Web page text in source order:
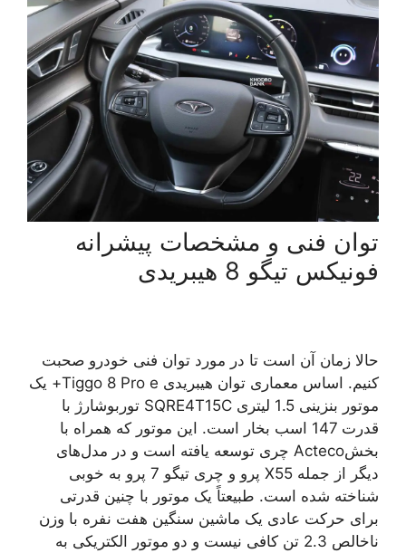
توان فنی و مشخصات پیشرانه
فونیکس تیگو 8 هیبریدی
حالا زمان آن است تا در مورد توان فنی خودرو صحبت
کنیم. اساس معماری توان هیبریدی Tiggo 8 Pro e+ یک
موتور بنزینی 1.5 لیتری SQRE4T15C توربوشارژ با
قدرت 147 اسب بخار است. این موتور که همراه با
بخشActeco چری توسعه یافته است و در مدل‌های
دیگر از جمله X55 پرو و چری تیگو 7 پرو به خوبی
شناخته شده است. طبیعتاً یک موتور با چنین قدرتی
برای حرکت عادی یک ماشین سنگین هفت نفره با وزن
ناخالص 2.3 تن کافی نیست و دو موتور الکتریکی به